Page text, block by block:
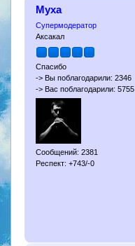
Муха
Супермодератор
Аксакал
Спасибо
-> Вы поблагодарили: 2346
-> Вас поблагодарили: 5755
Сообщений: 2381
Респект: +743/-0